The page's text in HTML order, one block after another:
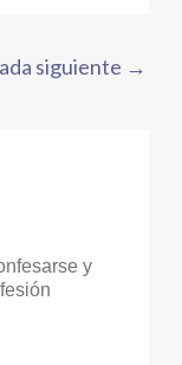
siguiente →
y